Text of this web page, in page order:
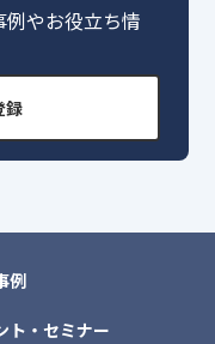
やお役立ち情
録
例
ト・セミナー